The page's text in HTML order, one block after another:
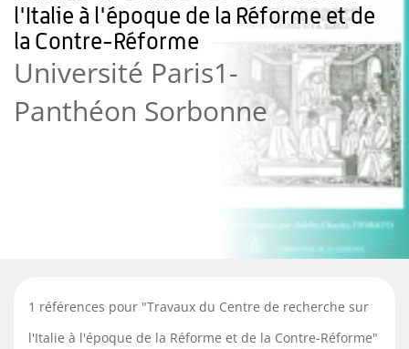
l'Italie à l'époque de la Réforme et de
la Contre-Réforme
Université Paris1-
Panthéon Sorbonne
1 références pour "Travaux du Centre de recherche sur
l'Italie à l'époque de la Réforme et de la Contre-Réforme"